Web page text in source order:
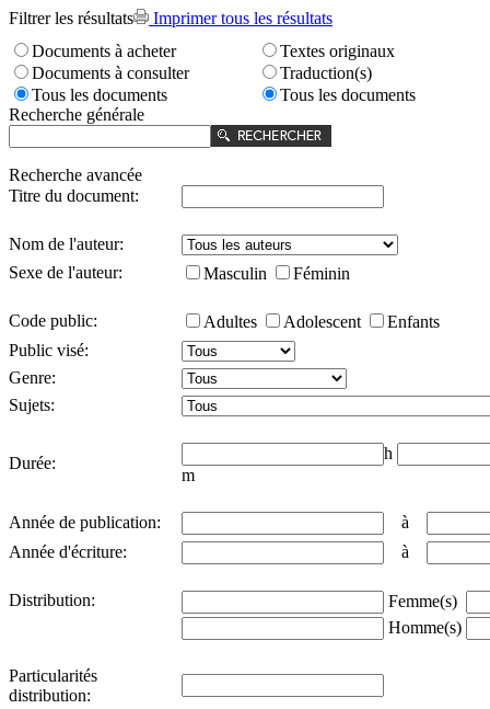
Filtrer les résultats
Imprimer tous les résultats
Documents à acheter
Documents à consulter
Tous les documents
Textes originaux
Traduction(s)
Tous les documents
Recherche générale
Recherche avancée
Titre du document:
Nom de l'auteur:
Sexe de l'auteur:
Masculin Féminin
Code public: Adultes Adolescent
Enfants
Public visé:
Genre:
Sujets:
Durée:
h
m
Année de publication:
à
Année d'écriture:
à
Distribution:
Femme(s)
Homme(s)
Particularités
distribution: